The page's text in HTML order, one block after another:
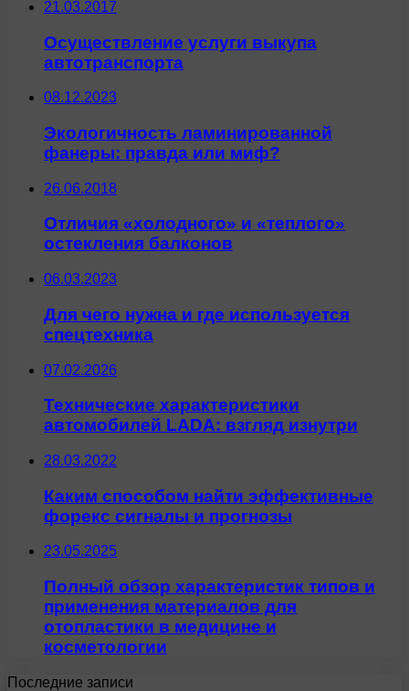
21.03.2017
Осуществление услуги выкупа
автотранспорта
08.12.2023
Экологичность ламинированной
фанеры: правда или миф?
26.06.2018
Отличия «холодного» и «теплого»
остекления балконов
06.03.2023
Для чего нужна и где используется
спецтехника
07.02.2026
Технические характеристики
автомобилей LADA: взгляд изнутри
28.03.2022
Каким способом найти эффективные
форекс сигналы и прогнозы
23.05.2025
Полный обзор характеристик типов и
применения материалов для
отопластики в медицине и
косметологии
Последние записи